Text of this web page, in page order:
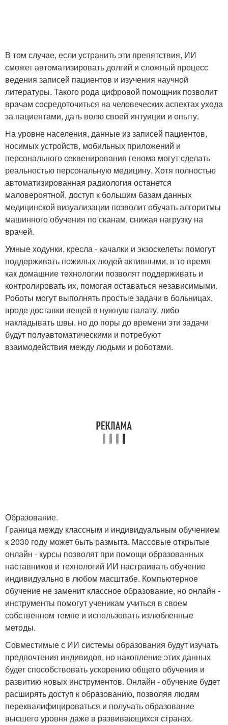
В том случае, если устранить эти препятствия, ИИ
сможет автоматизировать долгий и сложный процесс
ведения записей пациентов и изучения научной
литературы. Такого рода цифровой помощник позволит
врачам сосредоточиться на человеческих аспектах ухода
за пациентами, дать волю своей интуиции и опыту.
На уровне населения, данные из записей пациентов,
носимых устройств, мобильных приложений и
персонального секвенирования генома могут сделать
реальностью персональную медицину. Хотя полностью
автоматизированная радиология останется
маловероятной, доступ к большим базам данных
медицинской визуализации позволит обучать алгоритмы
машинного обучения по сканам, снижая нагрузку на
врачей.
Умные ходунки, кресла - качалки и экзоскелеты помогут
поддерживать пожилых людей активными, в то время
как домашние технологии позволят поддерживать и
контролировать их, помогая оставаться независимыми.
Роботы могут выполнять простые задачи в больницах,
вроде доставки вещей в нужную палату, либо
накладывать швы, но до поры до времени эти задачи
будут полуавтоматическими и потребуют
взаимодействия между людьми и роботами.
Образование.
Граница между классным и индивидуальным обучением
к 2030 году может быть размыта. Массовые открытые
онлайн - курсы позволят при помощи образованных
наставников и технологий ИИ настраивать обучение
индивидуально в любом масштабе. Компьютерное
обучение не заменит классное образование, но онлайн -
инструменты помогут ученикам учиться в своем
собственном темпе и использовать излюбленные
методы.
Совместимые с ИИ системы образования будут изучать
предпочтения индивидов, но накопление этих данных
будет способствовать ускорению общего обучения и
развитию новых инструментов. Онлайн - обучение будет
расширять доступ к образованию, позволяя людям
переквалифицироваться и получать образование
высшего уровня даже в развивающихся странах.